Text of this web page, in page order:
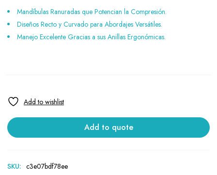
Mandíbulas Ranuradas que Potencian la Compresión.
Diseños Recto y Curvado para Abordajes Versátiles.
Manejo Excelente Gracias a sus Anillas Ergonómicas.
Add to quote
SKU: c3e07bdf78ee